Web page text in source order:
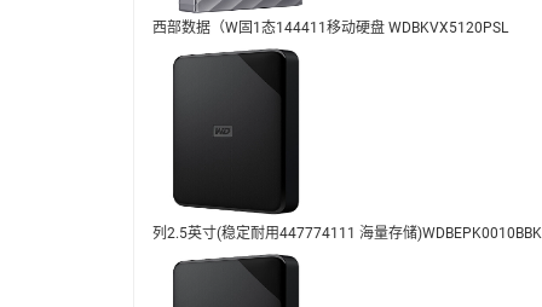
西部数据（W固1态144411移动硬盘 WDBKVX5120PSL
列2.5英寸(稳定耐用447774111 海量存储)WDBEPK0010BBK